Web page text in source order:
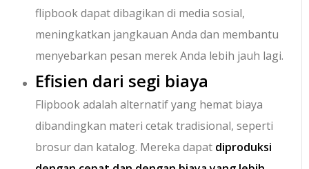
flipbook dapat dibagikan di media sosial,
meningkatkan jangkauan Anda dan membantu
menyebarkan pesan merek Anda lebih jauh lagi.
Efisien dari segi biaya
Flipbook adalah alternatif yang hemat biaya
dibandingkan materi cetak tradisional, seperti
brosur dan katalog. Mereka dapat diproduksi